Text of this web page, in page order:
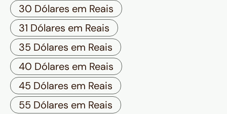
30 Dólares em Reais
31 Dólares em Reais
35 Dólares em Reais
40 Dólares em Reais
45 Dólares em Reais
55 Dólares em Reais